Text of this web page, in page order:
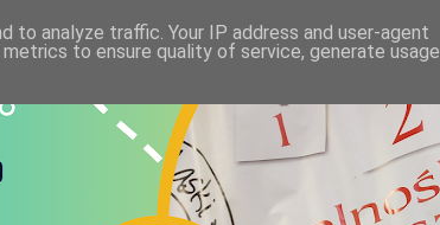
to analyze traffic. Your IP address and user-agent
to ensure quality of service, generate usage